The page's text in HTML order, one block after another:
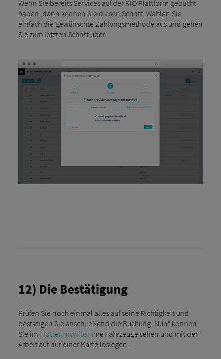
Wenn Sie bereits Services auf der RIO Plattform gebucht
haben, dann kennen Sie diesen Schritt. Wählen Sie
einfach die gewünschte Zahlungsmethode aus und gehen
Sie zum letzten Schritt über.
12) Die Bestätigung
Prüfen Sie noch einmal alles auf seine Richtigkeit und
bestätigen Sie anschließend die Buchung. Nun* können
Sie im FlottenmonitorIhre Fahrzeuge sehen und mit der
Arbeit auf nur einer Karte loslegen.